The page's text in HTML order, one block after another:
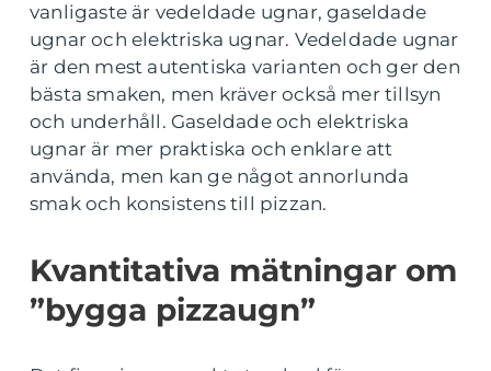
vanligaste är vedeldade ugnar, gaseldade
ugnar och elektriska ugnar. Vedeldade ugnar
är den mest autentiska varianten och ger den
bästa smaken, men kräver också mer tillsyn
och underhåll. Gaseldade och elektriska
ugnar är mer praktiska och enklare att
använda, men kan ge något annorlunda
smak och konsistens till pizzan.
Kvantitativa mätningar om
”bygga pizzaugn”